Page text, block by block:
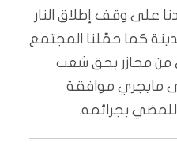
على وقف إطلاق النار
كما حمّلنا المجتمع
من مجازر بحق شعب
مايجري موافقة
للمضي بجرائمه.